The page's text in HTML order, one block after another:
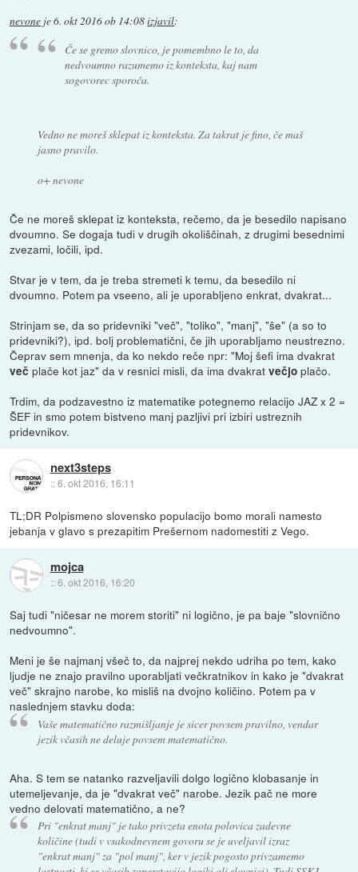
nevone je6. okt 2016 ob 14:08izjavil:
Če se gremo slovnico, je pomembno le to, da
nedvoumno razumemo iz konteksta, kaj nam
sogovorec sporoča.
Vedno ne moreš sklepat iz konteksta. Za takrat je fino, če maš
jasno pravilo.
o+ nevone
Če ne moreš sklepat iz konteksta, rečemo, da je besedilo napisano
dvoumno. Se dogaja tudi v drugih okoliščinah, z drugimi besednimi
zvezami, ločili, ipd.
Stvar je v tem, da je treba stremeti k temu, da besedilo ni
dvoumno. Potem pa vseeno, ali je uporabljeno enkrat, dvakrat...
Strinjam se, da so pridevniki "več", "toliko", "manj", "še" (a so to
pridevniki?), ipd. bolj problematični, če jih uporabljamo neustrezno.
Čeprav sem mnenja, da ko nekdo reče npr: "Moj šefi ima dvakrat
več plače kot jaz" da v resnici misli, da ima dvakratvečjo plačo.
Trdim, da podzavestno iz matematike potegnemo relacijo JAZ x 2 =
ŠEF in smo potem bistveno manj pazljivi pri izbiri ustreznih
pridevnikov.
next3steps
::6. okt 2016, 16:11
TL;DR Polpismeno slovensko populacijo bomo morali namesto
jebanja v glavo s prezapitim Prešernom nadomestiti z Vego.
mojca
::6. okt 2016, 16:20
Saj tudi "ničesar ne morem storiti" ni logično, je pa baje "slovnično
nedvoumno".
Meni je še najmanj všeč to, da najprej nekdo udriha po tem, kako
ljudje ne znajo pravilno uporabljati večkratnikov in kako je "dvakrat
več" skrajno narobe, ko misliš na dvojno količino. Potem pa v
naslednjem stavku doda:
Vaše matematično razmišljanje je sicer povsem pravilno, vendar
jezik včasih ne deluje povsem matematično.
Aha. S tem se natanko razveljavili dolgo logično klobasanje in
utemeljevanje, da je "dvakrat več" narobe. Jezik pač ne more
vedno delovati matematično, a ne?
Pri "enkrat manj" je tako privzeta enota polovica zadevne
količine (tudi v vsakodnevnem govoru se je uveljavil izraz
"enkrat manj" za "pol manj", ker v jezik pogosto privzamemo